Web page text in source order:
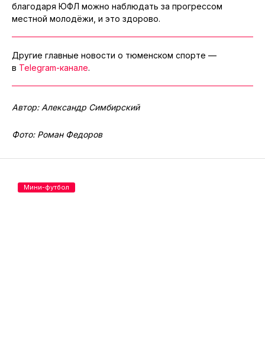
благодаря ЮФЛ можно наблюдать за прогрессом
местной молодёжи, и это здорово.
Другие главные новости о тюменском спорте —
в Telegram-канале.
Автор: Александр Симбирский
Фото: Роман Федоров
Мини-футбол